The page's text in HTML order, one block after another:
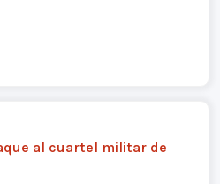
al cuartel militar de